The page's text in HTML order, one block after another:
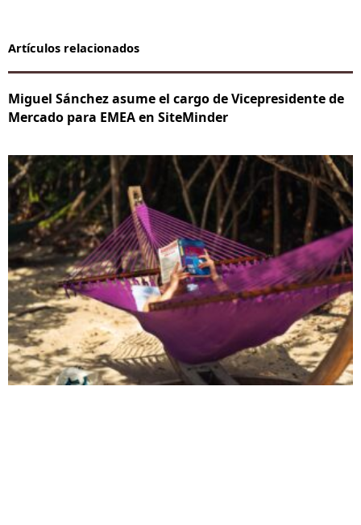
Artículos relacionados
Miguel Sánchez asume el cargo de Vicepresidente de
Mercado para EMEA en SiteMinder